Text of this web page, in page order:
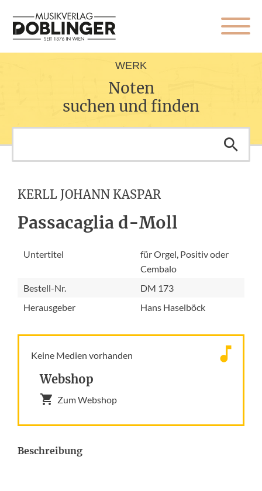
WERK
Noten
suchen und finden
KERLL JOHANN KASPAR
Passacaglia d-Moll
Untertitel
für Orgel, Positiv oder
Cembalo
Bestell-Nr.
DM 173
Herausgeber
Hans Haselböck
Keine Medien vorhanden
Webshop
Zum Webshop
Beschreibung